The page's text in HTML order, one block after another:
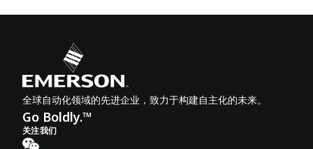
全球自动化领域的先进企业，致力于构建自主化的未来。
Go Boldly.™
关注我们